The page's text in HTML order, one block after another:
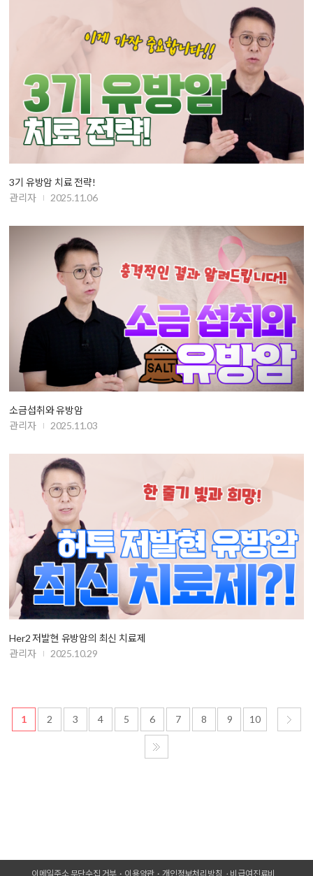
3기 유방암 치료 전략!
관리자
2025.11.06
소금섭취와 유방암
관리자
2025.11.03
Her2 저발현 유방암의 최신 치료제
관리자
2025.10.29
1 2 3 4 5 6 7 8 9 10
이메일주소 무단수집 거부 이용약관 개인정보처리방침 비급여진료비